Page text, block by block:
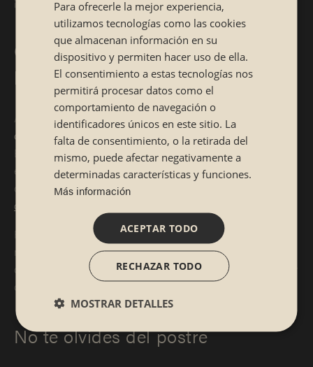
Cortes y carnes para los que
buscan algo especial
Algo muy especial en los restaurantes japoneses son los
cortes, tan cuidados como las presentaciones de los platos
En Sibuya, por ejemplo, puedes apreciarlos en nuestro mix
especial de sashimi, una selección de hasta 15 cortes
diferentes que demuestran que aquí solo servimos
calidad
Pero si eres más de carne, te recomendamos probar
nuestras brochetas de pollo glaseadas Yakitori o las
crujientes tiras de pollo empanadas Tori Katsu, ¡por no hablar
de nuestro irresistible Smoke Roll!
No te olvides del postre
CATALÁN
Para ofrecerle la mejor experiencia,
utilizamos tecnologías como las cookies
que almacenan información en su
dispositivo y permiten hacer uso de ella.
El consentimiento a estas tecnologías nos
permitirá procesar datos como el
comportamiento de navegación o
identificadores únicos en este sitio. La
falta de consentimiento, o la retirada del
mismo, puede afectar negativamente a
determinadas características y funciones.
Más información
ACEPTAR TODO
RECHAZAR TODO
MOSTRAR DETALLES